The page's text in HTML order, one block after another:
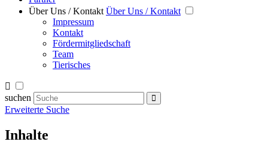
Über Uns / Kontakt Über Uns / Kontakt
Impressum
Kontakt
Fördermitgliedschaft
Team
Tierisches
suchen
Erweiterte Suche
Inhalte